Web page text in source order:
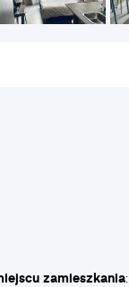
zamieszkania: